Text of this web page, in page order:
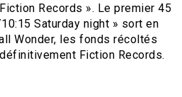
Records ». Le premier 45
Saturday night » sort en
Wonder, les fonds récoltés
Fiction Records.